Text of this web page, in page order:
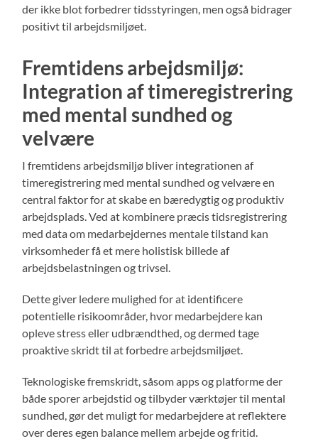
der ikke blot forbedrer tidsstyringen, men også bidrager
positivt til arbejdsmiljøet.
Fremtidens arbejdsmiljø:
Integration af timeregistrering
med mental sundhed og
velvære
I fremtidens arbejdsmiljø bliver integrationen af
timeregistrering med mental sundhed og velvære en
central faktor for at skabe en bæredygtig og produktiv
arbejdsplads. Ved at kombinere præcis tidsregistrering
med data om medarbejdernes mentale tilstand kan
virksomheder få et mere holistisk billede af
arbejdsbelastningen og trivsel.
Dette giver ledere mulighed for at identificere
potentielle risikoområder, hvor medarbejdere kan
opleve stress eller udbrændthed, og dermed tage
proaktive skridt til at forbedre arbejdsmiljøet.
Teknologiske fremskridt, såsom apps og platforme der
både sporer arbejdstid og tilbyder værktøjer til mental
sundhed, gør det muligt for medarbejdere at reflektere
over deres egen balance mellem arbejde og fritid.